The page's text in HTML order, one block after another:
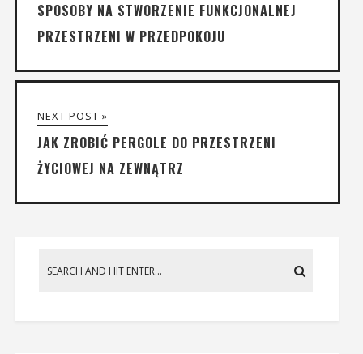
SPOSOBY NA STWORZENIE FUNKCJONALNEJ
PRZESTRZENI W PRZEDPOKOJU
NEXT POST »
JAK ZROBIĆ PERGOLE DO PRZESTRZENI
ŻYCIOWEJ NA ZEWNĄTRZ